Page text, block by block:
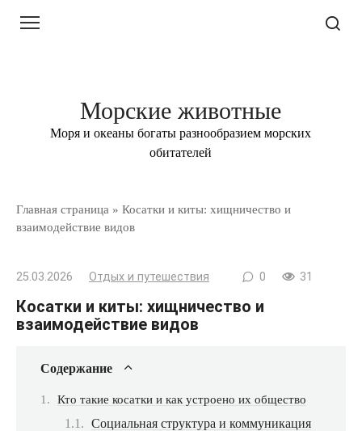
Морские животные
Моря и океаны богаты разнообразием морских
обитателей
Главная страница » Косатки и киты: хищничество и
взаимодействие видов
25.03.2026 Отдых и путешествия 0 31
Косатки и киты: хищничество и
взаимодействие видов
Содержание
Кто такие косатки и как устроено их общество
Социальная структура и коммуникация